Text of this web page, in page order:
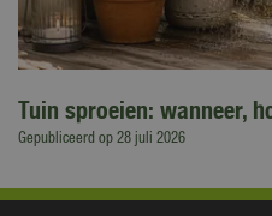
Tuin sproeien: wanneer,
Gepubliceerd op 28 juli 2026